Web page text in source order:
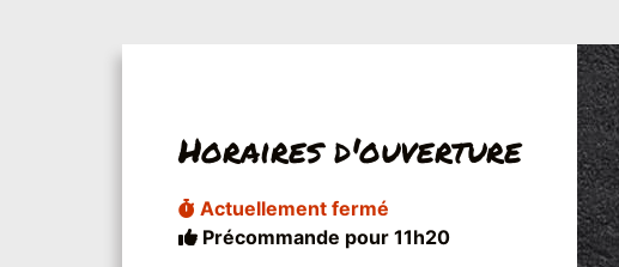
Horaires d'ouverture
Actuellement fermé
Précommande pour 11h20